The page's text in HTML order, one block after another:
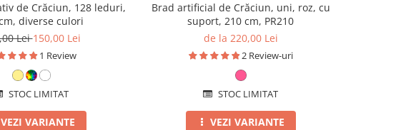
de Crăciun, 128 leduri,
diverse culori
Lei150,00 Lei
1 Review
STOC LIMITAT
VEZI VARIANTE
Brad artificial de Crăciun, uni, roz, cu
suport, 210 cm, PR210
de la 220,00 Lei
2 Review-uri
STOC LIMITAT
VEZI VARIANTE